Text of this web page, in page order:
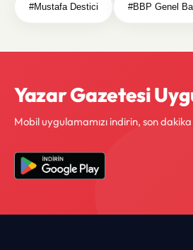
#Mustafa Destici #BBP Genel
Yazar Gazetesi
Mobil uygulamamızı indirin, son